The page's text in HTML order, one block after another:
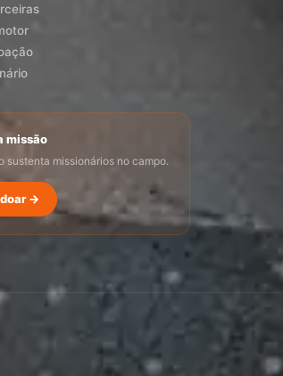
missão
sustenta missionários no campo.
→
SEMADI
Normalmente responde em minutos
faço para doar?